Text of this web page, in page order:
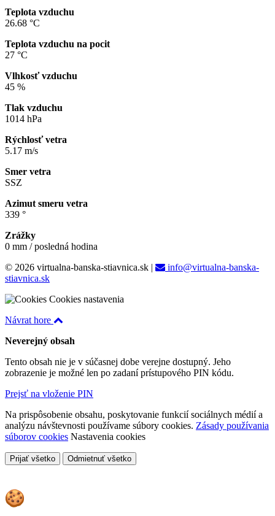
Teplota vzduchu
26.68 °C
Teplota vzduchu na pocit
27 °C
Vlhkosť vzduchu
45 %
Tlak vzduchu
1014 hPa
Rýchlosť vetra
5.17 m/s
Smer vetra
SSZ
Azimut smeru vetra
339 °
Zrážky
0 mm / posledná hodina
© 2026 virtualna-banska-stiavnica.sk |
info@virtualna-banska-
stiavnica.sk
Cookies nastavenia
Návrat hore
Neverejný obsah
Tento obsah nie je v súčasnej dobe verejne dostupný. Jeho
zobrazenie je možné len po zadaní prístupového PIN kódu.
Prejsť na vloženie PIN
Na prispôsobenie obsahu, poskytovanie funkcií sociálnych médií a
analýzu návštevnosti používame súbory cookies. Zásady používania
súborov cookies Nastavenia cookies
Prijať všetko Odmietnuť všetko